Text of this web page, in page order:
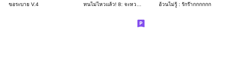
ขอระบาย V.4 ทนไม่ไหวแล้ว! 8: จะหวานอะไรกันนักหนา อ้วนไม่รู้ : รักร๊ากกกกกก